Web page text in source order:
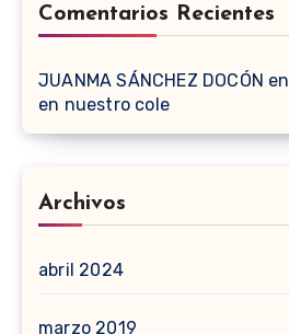
Comentarios Recientes
JUANMA SÁNCHEZ DOCÓN en
en nuestro cole
Archivos
abril 2024
marzo 2019